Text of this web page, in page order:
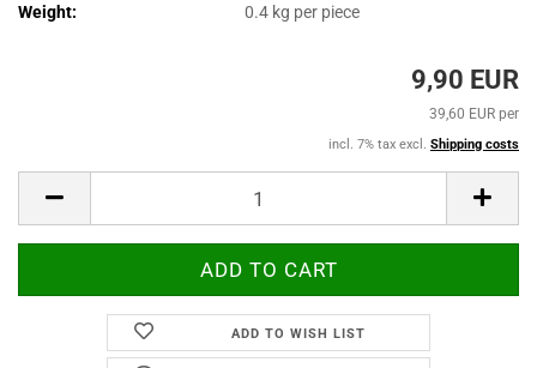
Weight:
0.4 kg per piece
9,90 EUR
39,60 EUR per
incl. 7% tax excl. Shipping costs
ADD TO WISH LIST